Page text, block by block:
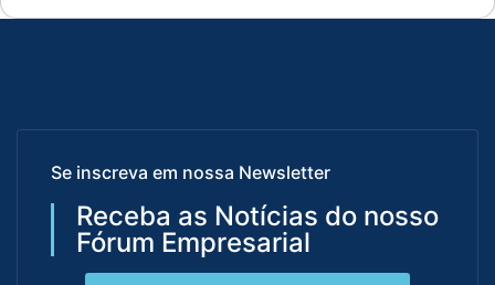
Se inscreva em nossa Newsletter
Receba as Notícias do nosso
Fórum Empresarial